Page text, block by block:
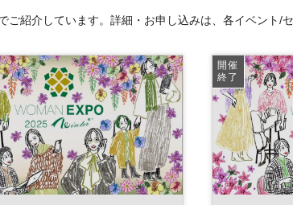
紹介しています。詳細・お申し込みは、各イベント/
開催
終了